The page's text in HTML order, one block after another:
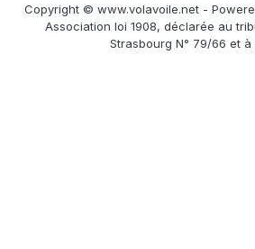
Copyright © www.volavoile.net -
Association loi 1908, déclarée au
Strasbourg N° 79/66 et à